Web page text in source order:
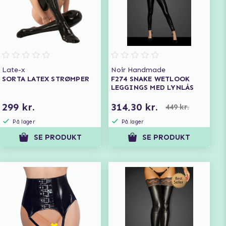
Late-x
SORTA LATEX STRØMPER
299 kr.
På lager
SE PRODUKT
Noir Handmade
F274 SNAKE WETLOOK
LEGGINGS MED LYNLÅS
314,30 kr. 449 kr.
På lager
SE PRODUKT